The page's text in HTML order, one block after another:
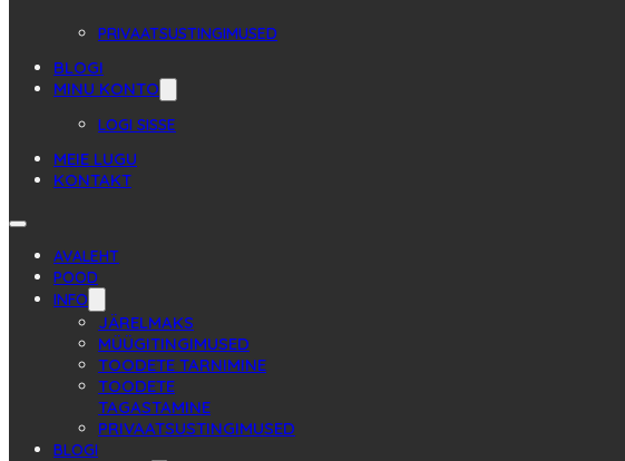
PRIVAATSUSTINGIMUSED
BLOGI
MINU KONTO
LOGI SISSE
MEIE LUGU
KONTAKT
AVALEHT
POOD
INFO
JÄRELMAKS
MÜÜGITINGIMUSED
TOODETE TARNIMINE
TOODETE
TAGASTAMINE
PRIVAATSUSTINGIMUSED
BLOGI